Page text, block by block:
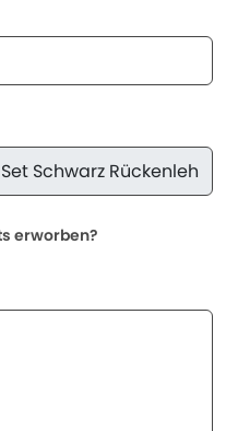
erworben?